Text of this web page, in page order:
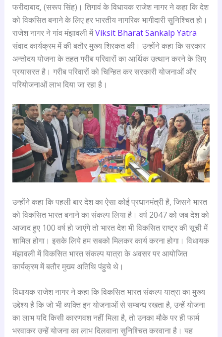
फरीदाबाद, (सरूप सिंह)। तिगावं के विधायक राजेश नागर ने कहा कि देश
को विकसित बनाने के लिए हर भारतीय नागरिक भागीदारी सुनिश्चित हो।
राजेश नागर ने गांव मंझावली मेंViksit Bharat Sankalp Yatra
संवाद कार्यक्रम में की बतौर मुख्य शिरकत की। उन्होंने कहा कि सरकार
अन्तोदय योजना के तहत गरीब परिवारों का आर्थिक उत्थान करने के लिए
प्रयासरत है। गरीब परिवारों को चिन्हित कर सरकारी योजनाओं और
परियोजनाओं लाभ दिया जा रहा है।
उन्होंने कहा कि पहली बार देश का ऐसा कोई प्रधानमंत्री है, जिसने भारत
को विकसित भारत बनाने का संकल्प लिया है। वर्ष 2047 को जब देश को
आजाद हुए 100 वर्ष हो जाएंगे तो भारत देश भी विकसित राष्ट्र की सूची में
शामिल होगा। इसके लिये हम सबको मिलकर कार्य करना होगा। विधायक
मंझावली में विकसित भारत संकल्प यात्रा के अवसर पर आयोजित
कार्यक्रम में बतौर मुख्य अतिथि पंहुचे थे।
विधायक राजेश नागर ने कहा कि विकसित भारत संकल्प यात्रा का मुख्य
उद्देश्य है कि जो भी व्यक्ति इन योजनाओं से सम्बन्ध रखता है, उन्हें योजना
का लाभ यदि किसी कारणवश नहीं मिला है, तो उनका मौके पर ही फार्म
भरवाकर उन्हें योजना का लाभ दिलवाना सुनिश्चित करवाना है। यह